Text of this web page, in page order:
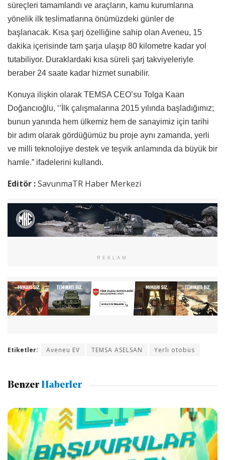
süreçleri tamamlandı ve araçların, kamu kurumlarına
yönelik ilk teslimatlarına önümüzdeki günler de
başlanacak. Kısa şarj özelliğine sahip olan Aveneu, 15
dakika içerisinde tam şarja ulaşıp 80 kilometre kadar yol
tutabiliyor. Duraklardaki kısa süreli şarj takviyeleriyle
beraber 24 saate kadar hizmet sunabilir.
Konuya ilişkin olarak TEMSA CEO’su Tolga Kaan
Doğancıoğlu, ‘’İlk çalışmalarına 2015 yılında başladığımız;
bunun yanında hem ülkemiz hem de sanayimiz için tarihi
bir adım olarak gördüğümüz bu proje aynı zamanda, yerli
ve milli teknolojiye destek ve teşvik anlamında da büyük bir
hamle.” ifadelerini kullandı.
Editör :SavunmaTR Haber Merkezi
REKLAM
Etiketler: Aveneu EV TEMSA ASELSAN Yerli otobüs
Benzer Haberler